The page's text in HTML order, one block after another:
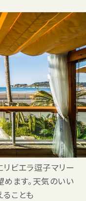
ビエラ逗子マリー
ます。天気のいい
ことも